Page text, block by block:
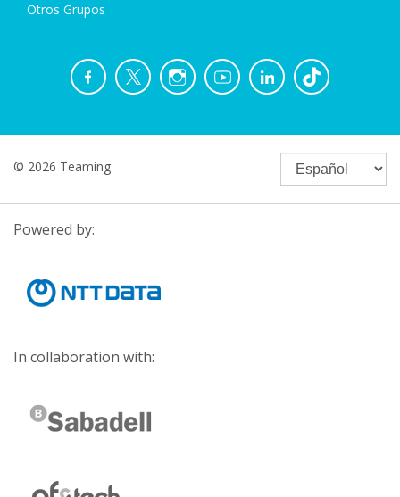
Otros Grupos
© 2026 Teaming
Powered by:
In collaboration with: